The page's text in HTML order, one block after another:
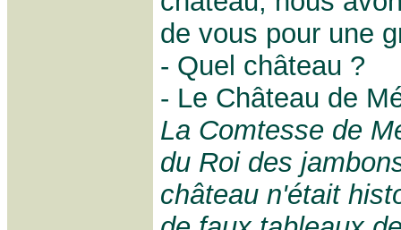
de vous pour une
- Quel château ?
- Le Château de
La Comtesse de
du Roi des
château n'était